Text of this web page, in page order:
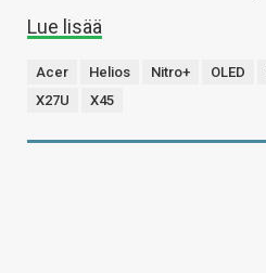
Lue lisää
Acer Helios Nitro+ OLED
X27U
X45